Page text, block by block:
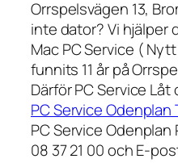
Orrspelsvägen 13,
inte dator? Vi hjälper
Mac PC Service (
funnits 11 år på
Därför PC Service Låt
PC Service Odenplan
PC Service
08 37 21 00 och E-